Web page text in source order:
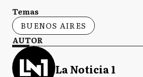
Temas
BUENOS AIRES
AUTOR
La Noticia 1